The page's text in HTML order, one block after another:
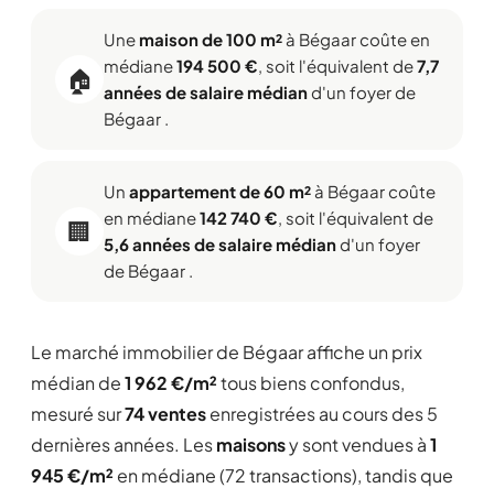
🏠
Une maison de 100 m² à Bégaar coûte en
médiane194 500 €, soit l'équivalent de7,7
années de salaire médiand'un foyer de
Bégaar .
🏢
Un appartement de 60 m² à Bégaar coûte
en médiane142 740 €, soit l'équivalent de
5,6 années de salaire médiand'un foyer
de Bégaar .
Le marché immobilier de Bégaar affiche un prix
médian de1 962 €/m²tous biens confondus,
mesuré sur74 ventesenregistrées au cours des 5
dernières années. Lesmaisonsy sont vendues à1
945 €/m² en médiane (72 transactions), tandis que